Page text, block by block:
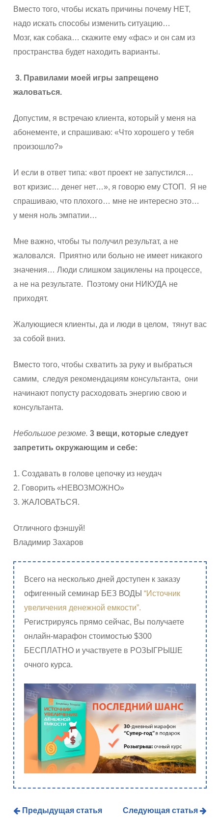
Вместо того, чтобы искать причины почему НЕТ,
надо искать способы изменить ситуацию…
Мозг, как собака… скажите ему «фас» и он сам из
пространства будет находить варианты.
3. Правилами моей игры запрещено
жаловаться.
Допустим, я встречаю клиента, который у меня на
абонементе, и спрашиваю: «Что хорошего у тебя
произошло?»
И если в ответ типа: «вот проект не запустился…
вот кризис… денег нет…», я говорю ему СТОП. Я не
спрашиваю, что плохого… мне не интересно это…
у меня ноль эмпатии…
Мне важно, чтобы ты получил результат, а не
жаловался. Приятно или больно не имеет никакого
значения… Люди слишком зациклены на процессе,
а не на результате. Поэтому они НИКУДА не
приходят.
Жалующиеся клиенты, да и люди в целом, тянут вас
за собой вниз.
Вместо того, чтобы схватить за руку и выбраться
самим, следуя рекомендациям консультанта, они
начинают попусту расходовать энергию свою и
консультанта.
Небольшое резюме. 3 вещи, которые следует
запретить окружающим и себе:
1. Создавать в голове цепочку из неудач
2. Говорить «НЕВОЗМОЖНО»
3. ЖАЛОВАТЬСЯ.
Отличного фэншуй!
Владимир Захаров
Всего на несколько дней доступен к заказу
офигенный семинар БЕЗ ВОДЫ “Источник
увеличения денежной емкости”.
Регистрируясь прямо сейчас, Вы получаете
онлайн-марафон стоимостью $300
БЕСПЛАТНО и участвуете в РОЗЫГРЫШЕ
очного курса.
Предыдущая статья Следующая статья